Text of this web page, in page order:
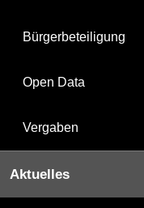
Bürgerbeteiligung
Open Data
Vergaben
Aktuelles